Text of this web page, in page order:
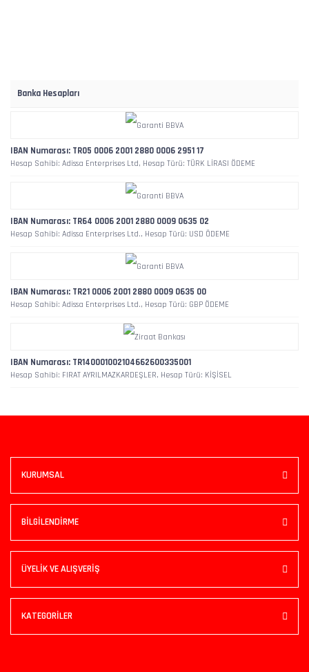
Banka Hesapları
IBAN Numarası: TR05 0006 2001 2880 0006 2951 17
Hesap Sahibi: Adissa Enterprises Ltd, Hesap Türü: TÜRK LİRASI ÖDEME
IBAN Numarası: TR64 0006 2001 2880 0009 0635 02
Hesap Sahibi: Adissa Enterprises Ltd., Hesap Türü: USD ÖDEME
IBAN Numarası: TR21 0006 2001 2880 0009 0635 00
Hesap Sahibi: Adissa Enterprises Ltd., Hesap Türü: GBP ÖDEME
IBAN Numarası: TR140001002104662600335001
Hesap Sahibi: FIRAT AYRILMAZKARDEŞLER, Hesap Türü: KİŞİSEL
KURUMSAL
BİLGİLENDİRME
ÜYELİK VE ALIŞVERİŞ
KATEGORİLER